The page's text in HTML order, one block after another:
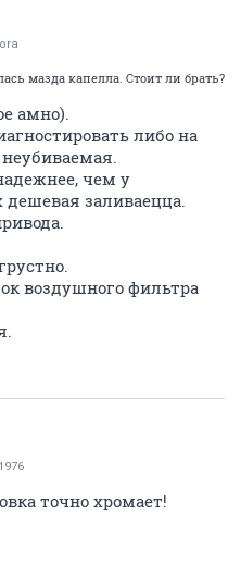
мазда капелла. Стоит ли брать?
амно).
либо на
чем у
заливаецца.
воздушного фильтра
точно хромает!